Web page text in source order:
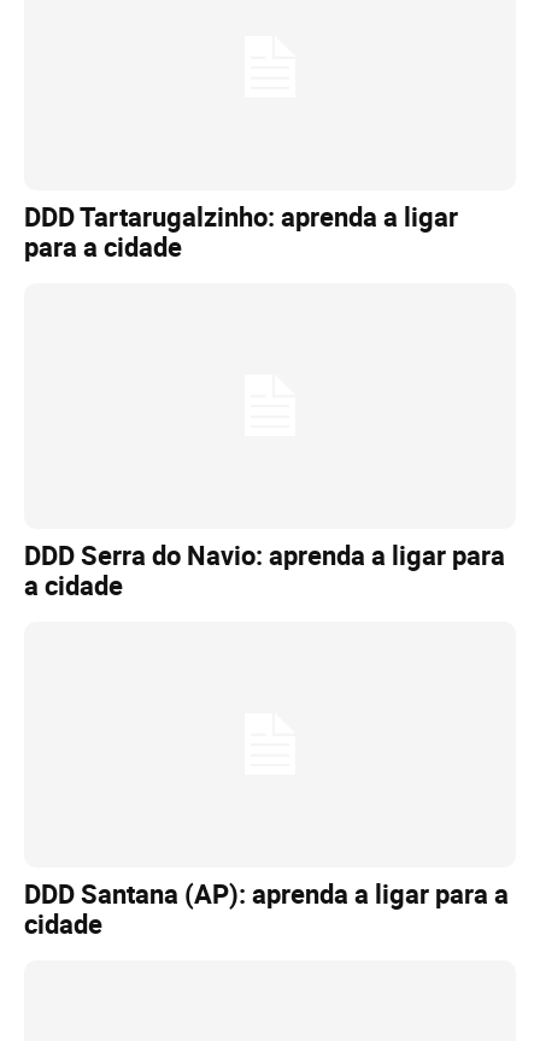
DDD Tartarugalzinho: aprenda a ligar
para a cidade
DDD Serra do Navio: aprenda a ligar para
a cidade
DDD Santana (AP): aprenda a ligar para a
cidade